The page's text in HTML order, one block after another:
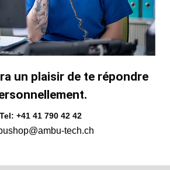
un plaisir de te répondre
Tel: +41 41 790 42 42
tech.ch